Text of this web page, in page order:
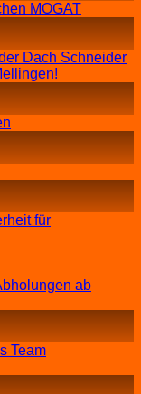
MOGAT
Dach Schneider
für
ab
Team